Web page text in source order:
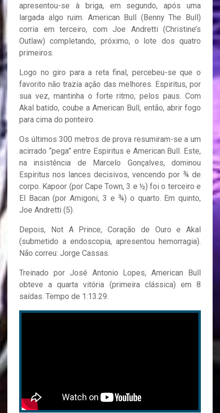
apresentou-se à briga, em segundo, após uma
largada algo ruim. American Bull (Benny The Bull)
corria em terceiro, com Joe Andretti (Christine’s
Outlaw) completando, próximo, o lote dos quatro
primeiros.
Logo no giro para a reta final, percebeu-se que o
favorito não trazia ação das melhores. Espiritus, por
sua vez, mantinha o forte ritmo, pelos paus. Com
Akal batido, coube a American Bull, então, abrir fogo
para cima do ponteiro.
Os últimos 300 metros de prova resumiram-se a um
acirrado “pega” entre Espiritus e American Bull. Este,
na insistência de Marcelo Gonçalves, dominou
Espiritus nos lances decisivos, vencendo por ¾ de
corpo. Kapoor (por Cape Town, 3 e ½) foi o terceiro e
El Bacan (por Amigoni, 3 e ¾) o quarto. Em quinto,
Joe Andretti (5).
Depois, Not A Prince, Coração de Ouro e Akal
(submetido a endoscopia, apresentou hemorragia).
Não correu: Jorge Cassas.
Treinado por José Antonio Lopes, American Bull
obteve a quarta vitória (primeira clássica) em 8
saídas. Tempo de 1:13.29.